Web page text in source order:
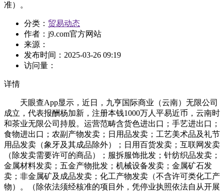
准）。
分类： 贸易动态
作者： j9.com官方网站
来源：
发布时间： 2025-03-26 09:19
访问量：
详情
天眼查App显示，近日，九亨国际商业（云南）无限公司
成立，代表报酬杨加新，注册本钱1000万人平易近币，云南时
和茶业无限公司持股。运营范畴含货色进出口；手艺进出口；
食物进出口；农副产物发卖；日用品发卖；工艺美术品及礼节
用品发卖（象牙及其成品除外）；日用百货发卖；互联网发卖
（除发卖需要许可的商品）；服拆服饰批发；针纺织品发卖；
金属材料发卖；五金产物批发；机械设备发卖；金属矿石发
卖；非金属矿及成品发卖；化工产物发卖（不含许可类化工产
物）。（除依法须经核准的项目外，凭停业执照依法自从开展